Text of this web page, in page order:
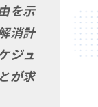
を示
消計
ジュ
が求